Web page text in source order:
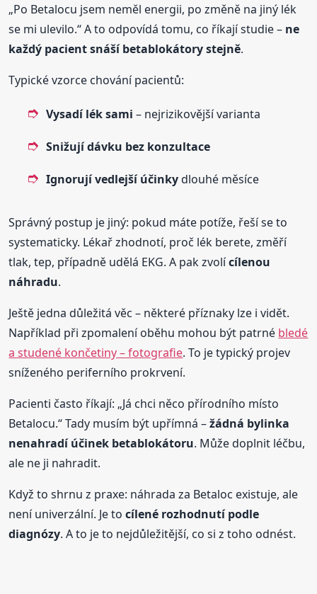
„Po Betalocu jsem neměl energii, po změně na jiný lék
se mi ulevilo.“ A to odpovídá tomu, co říkají studie – ne
každý pacient snáší betablokátory stejně.
Typické vzorce chování pacientů:
Vysadí lék sami – nejrizikovější varianta
Snižují dávku bez konzultace
Ignorují vedlejší účinkydlouhé měsíce
Správný postup je jiný: pokud máte potíže, řeší se to
systematicky. Lékař zhodnotí, proč lék berete, změří
tlak, tep, případně udělá EKG. A pak zvolícílenou
náhradu.
Ještě jedna důležitá věc – některé příznaky lze i vidět.
Například při zpomalení oběhu mohou být patrné bledé
a studené končetiny – fotografie. To je typický projev
sníženého periferního prokrvení.
Pacienti často říkají: „Já chci něco přírodního místo
Betalocu.“ Tady musím být upřímná –žádná bylinka
nenahradí účinek betablokátoru. Může doplnit léčbu,
ale ne ji nahradit.
Když to shrnu z praxe: náhrada za Betaloc existuje, ale
není univerzální. Je tocílené rozhodnutí podle
diagnózy. A to je to nejdůležitější, co si z toho odnést.